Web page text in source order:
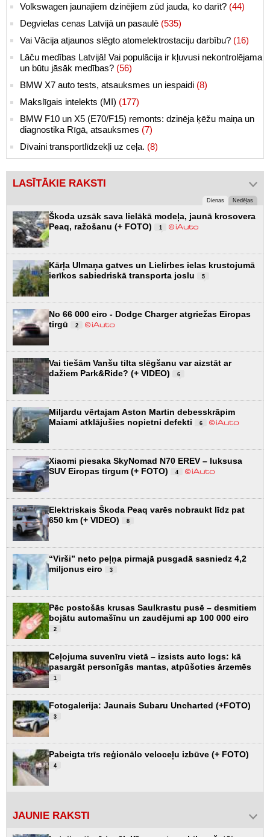
Volkswagen jaunajiem dzinējiem zūd jauda, ko darīt? (44)
Degvielas cenas Latvijā un pasaulē (535)
Vai Vācija atjaunos slēgto atomelektrostaciju darbību? (16)
Lāču medības Latvijā! Vai populācija ir kļuvusi nekontrolējama
un būtu jāsāk medības? (56)
BMW X7 auto tests, atsauksmes un iespaidi (8)
Makslīgais intelekts (MI) (177)
BMW F10 un X5 (E70/F15) remonts: dzinēja ķēžu maiņa un
diagnostika Rīgā, atsauksmes (7)
Dīvaini transportlīdzekļi uz ceļa. (8)
LASĪTĀKIE RAKSTI
Dienas Nedēļas
Škoda uzsāk sava lielākā modeļa, jaunā krosovera
Peaq, ražošanu (+ FOTO)
1
Kārļa Ulmaņa gatves un Lielirbes ielas krustojumā
ierīkos sabiedriskā transporta joslu
5
No 66 000 eiro - Dodge Charger atgriežas Eiropas
tirgū
2
Vai tiešām Vanšu tilta slēgšanu var aizstāt ar
dažiem Park&Ride? (+ VIDEO)
6
Miljardu vērtajam Aston Martin debesskrāpim
Maiami atklājušies nopietni defekti
6
Xiaomi piesaka SkyNomad N70 EREV – luksusa
SUV Eiropas tirgum (+ FOTO)
4
Elektriskais Škoda Peaq varēs nobraukt līdz pat
650 km (+ VIDEO)
8
“Virši” neto peļņa pirmajā pusgadā sasniedz 4,2
miljonus eiro
3
Pēc postošās krusas Saulkrastu pusē – desmitiem
bojātu automašīnu un zaudējumi ap 100 000 eiro
2
Ceļojuma suvenīru vietā – izsists auto logs: kā
pasargāt personīgās mantas, atpūšoties ārzemēs
1
Fotogalerija: Jaunais Subaru Uncharted (+FOTO)
3
Pabeigta trīs reģionālo veloceļu izbūve (+ FOTO)
4
JAUNIE RAKSTI